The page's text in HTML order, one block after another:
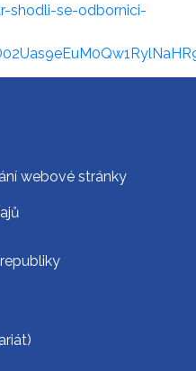
shodli-se-odbornici-
webové stránky